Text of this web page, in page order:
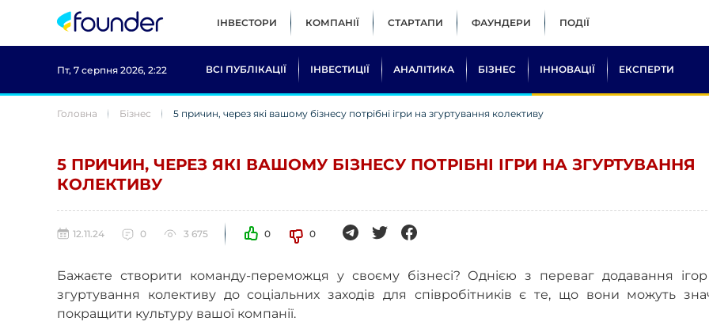
ІНВЕСТОРИ КОМПАНІЇ СТАРТАПИ ФАУНДЕРИ ПОДІЇ
Пт, 7 серпня 2026, 2:22 ВСІ ПУБЛІКАЦІЇ ІНВЕСТИЦІЇ АНАЛІТИКА БІЗНЕС ІННОВАЦІЇ ЕКСПЕРТИ
Головна Бізнес 5 причин, через які вашому бізнесу потрібні ігри на згуртування колективу
5 ПРИЧИН, ЧЕРЕЗ ЯКІ ВАШОМУ БІЗНЕСУ ПОТРІБНІ ІГРИ НА ЗГУРТУВАННЯ
КОЛЕКТИВУ
12.11.24 0 3 675 0 0
Бажаєте створити команду-переможця у своєму бізнесі? Однією з переваг додавання
згуртування колективу до соціальних заходів для співробітників є те, що вони можуть
покращити культуру вашої компанії.